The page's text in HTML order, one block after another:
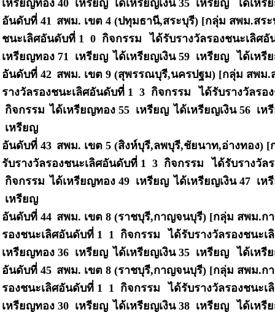
เหรียญทอง 40 เหรียญ ได้เหรียญเงิน 35 เหรียญ
ได้เหรี
อันดับที่ 41 สพม. เขต 4 (ปทุมธานี,สระบุรี) [กลุ่ม สพม.สร
ชนะเลิศอันดับที่ 1 0 กิจกรรม
ได้รับรางวัลรองชนะเลิศ
เหรียญทอง 71 เหรียญ ได้เหรียญเงิน 59 เหรียญ
ได้เหรี
อันดับที่ 42 สพม. เขต 9 (สุพรรณบุรี,นครปฐม) [กลุ่ม สพม
รางวัลรองชนะเลิศอันดับที่ 1 3 กิจกรรม
ได้รับรางวัลร
กิจกรรม ได้เหรียญทอง 55 เหรียญ ได้เหรียญเงิน 56 เ
เหรียญ
อันดับที่ 43 สพม. เขต 5 (สิงห์บุรี,ลพบุรี,ชัยนาท,อ่างทอง)
รับรางวัลรองชนะเลิศอันดับที่ 1 3 กิจกรรม
ได้รับรางวัล
กิจกรรม ได้เหรียญทอง 49 เหรียญ ได้เหรียญเงิน 47 เ
เหรียญ
อันดับที่ 44 สพม. เขต 8 (ราชบุรี,กาญจนบุรี) [กลุ่ม สพม.ก
รองชนะเลิศอันดับที่ 1 1 กิจกรรม
ได้รับรางวัลรองชนะ
เหรียญทอง 36 เหรียญ ได้เหรียญเงิน 35 เหรียญ
ได้เหรี
อันดับที่ 45 สพม. เขต 8 (ราชบุรี,กาญจนบุรี) [กลุ่ม สพม.ก
รองชนะเลิศอันดับที่ 1 1 กิจกรรม
ได้รับรางวัลรองชนะ
เหรียญทอง 30 เหรียญ ได้เหรียญเงิน 38 เหรียญ
ได้เหรี